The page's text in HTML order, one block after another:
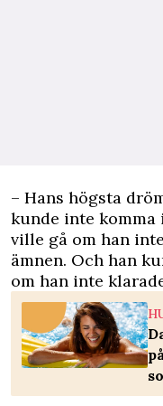
– Hans högsta
kunde inte komma
ville gå om han
ämnen. Och han
om han inte